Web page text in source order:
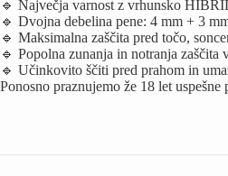
🔹 Največja varnost z vrhunsko
🔹 Dvojna debelina pene: 4 mm + 3
🔹 Maksimalna zaščita pred točo,
🔹 Popolna zunanja in notranja zaščita
🔹 Učinkovito ščiti pred prahom in
Ponosno praznujemo že 18 let